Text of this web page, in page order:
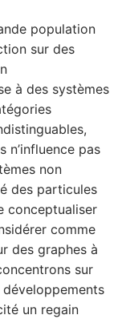
population
sur des
à des systèmes
n’influence pas
non
des particules
conceptualiser
comme
des graphes à
sur
un regain